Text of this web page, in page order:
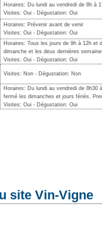
Horaires: Du lundi au vendredi de 8h à
Visites: Oui - Dégustation: Oui
Horaires: Prévenir avant de venir
Visites: Oui - Dégustation: Oui
Horaires: Tous les jours de 9h à 12h et
dimanche et les deux dernières
Visites: Oui - Dégustation: Oui
Visites: Non - Dégustation: Non
Horaires: Du lundi au vendredi de
fermé les dimanches et jours fériés.
Visites: Oui - Dégustation: Oui
site Vin-Vigne